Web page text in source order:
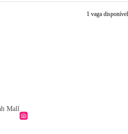
1 vaga disponível
Mall